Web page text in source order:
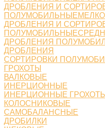
ДРОБЛЕНИЯ И
ДРОБЛЕНИЯ И
ДРОБЛЕНИЯ
ДРОБЛЕНИЯ
СОРТИРОВКИ
ГРОХОТЫ
ВАЛКОВЫЕ
ИНЕРЦИОННЫЕ
ИНЕРЦИОННЫЕ
КОЛОСНИКОВЫЕ
САМОБАЛАНСНЫЕ
ДРОБИЛКИ